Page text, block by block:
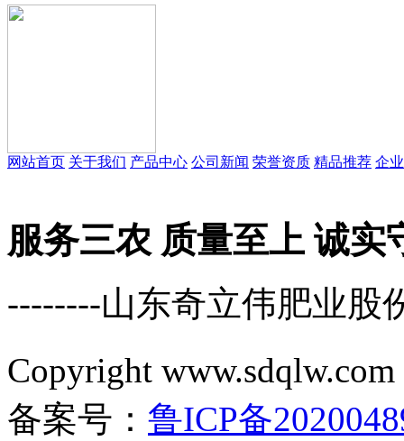
网站首页 关于我们 产品中心 公司新闻 荣誉资质 精品推荐 企
服务三农 质量至上 诚实
--------山东奇立伟肥业股
Copyright
备案号： 鲁ICP备